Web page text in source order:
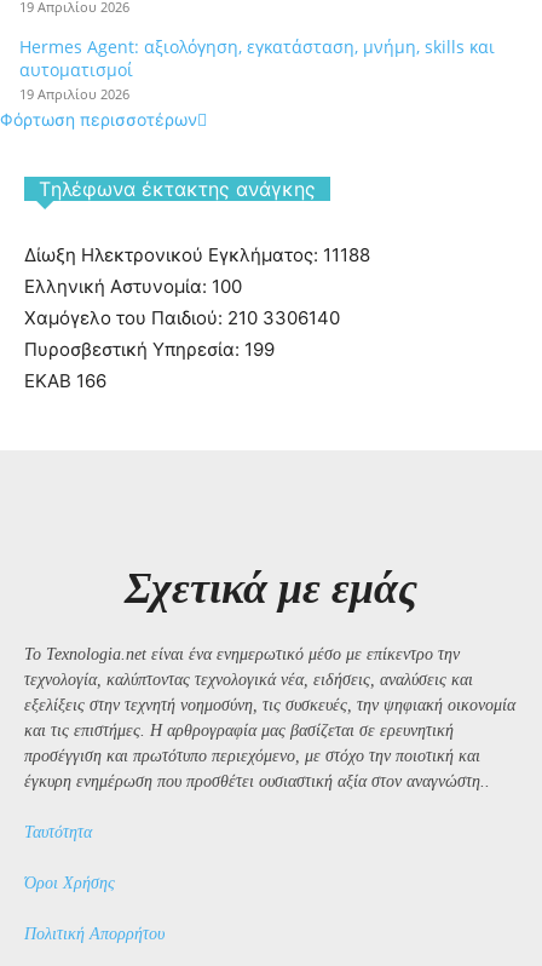
19 Απριλίου 2026
Hermes Agent: αξιολόγηση, εγκατάσταση, μνήμη, skills και
αυτοματισμοί
19 Απριλίου 2026
Φόρτωση περισσοτέρων
Tηλέφωνα έκτακτης ανάγκης
Δίωξη Ηλεκτρονικού Εγκλήματος: 11188
Ελληνική Αστυνομία: 100
Χαμόγελο του Παιδιού: 210 3306140
Πυροσβεστική Υπηρεσία: 199
ΕΚΑΒ 166
Σχετικά με εμάς
Το Texnologia.net είναι ένα ενημερωτικό μέσο με επίκεντρο την
τεχνολογία, καλύπτοντας τεχνολογικά νέα, ειδήσεις, αναλύσεις και
εξελίξεις στην τεχνητή νοημοσύνη, τις συσκευές, την ψηφιακή οικονομία
και τις επιστήμες. Η αρθρογραφία μας βασίζεται σε ερευνητική
προσέγγιση και πρωτότυπο περιεχόμενο, με στόχο την ποιοτική και
έγκυρη ενημέρωση που προσθέτει ουσιαστική αξία στον αναγνώστη..
Ταυτότητα
Όροι Χρήσης
Πολιτική Απορρήτου